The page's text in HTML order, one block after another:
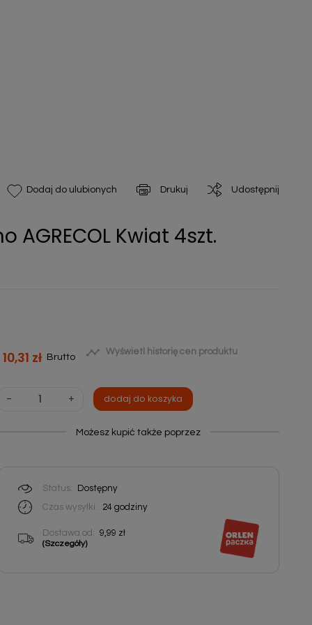
Dodaj do ulubionych Drukuj Udostępnij
AGRECOL Kwiat 4szt.
10,31 zł Brutto  Wyświetl historię cen produktu
- + dodaj do koszyka
Możesz kupić także poprzez
Status:
Dostępny
Czas wysyłki:
24 godziny
Dostawa od: 9,99 zł
(Szczegóły)